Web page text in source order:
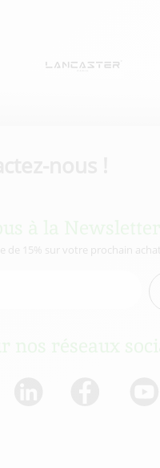
de 15% sur votre prochain achat